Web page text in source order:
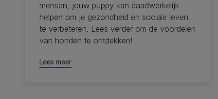
mensen, jouw puppy kan daadwerkelijk
helpen om je gezondheid en sociale leven
te verbeteren. Lees verder om de voordelen
van honden te ontdekken!
Lees meer